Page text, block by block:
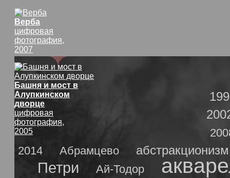
Верба
цифровая
фотография,
2007
Башня и мост в
Алупкинском
дворце
цифровая
фотография,
2005
2014
Абрамцево абстракционизм
Петри Ай-Тодор